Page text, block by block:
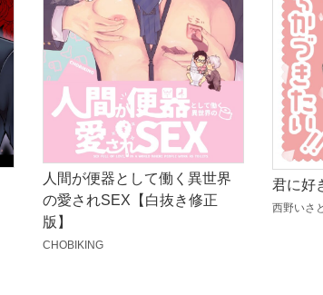
人間が便器として働く異世界
の愛されSEX【白抜き修正
版】
CHOBIKING
君に好
西野いさと